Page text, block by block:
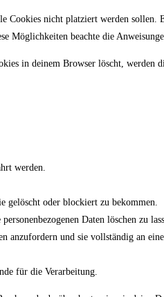
Cookies nicht platziert werden sollen.
beachte die
in deinem Browser löscht, werden
werden.
gelöscht oder blockiert zu bekommen.
Daten löschen zu
anzufordern und sie vollständig an
für die Verarbeitung.